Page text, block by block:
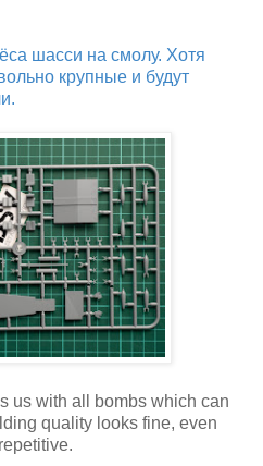
шасси на смолу. Хотя
крупные и будут
us with all bombs which can
quality looks fine, even